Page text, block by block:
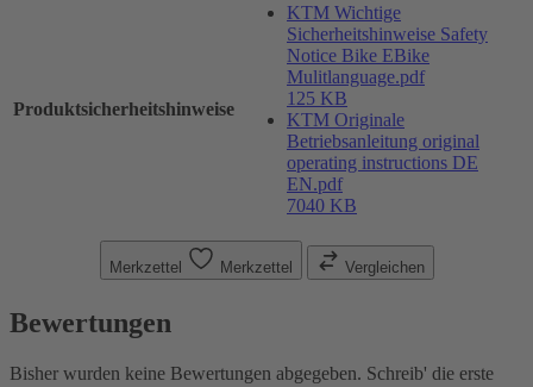
Produktsicherheitshinweise
KTM Wichtige
Sicherheitshinweise Safety
Notice Bike EBike
Mulitlanguage.pdf
125 KB
KTM Originale
Betriebsanleitung original
operating instructions DE
EN.pdf
7040 KB
Merkzettel Merkzettel Vergleichen
Bewertungen
Bisher wurden keine Bewertungen abgegeben. Schreib' die erste